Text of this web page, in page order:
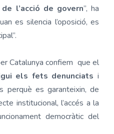
l’acció de govern”, ha
es silencia l’oposició, es
Catalunya confiem que el
els fets denunciats i
perquè es garanteixin, de
institucional, l’accés a la
democràtic del